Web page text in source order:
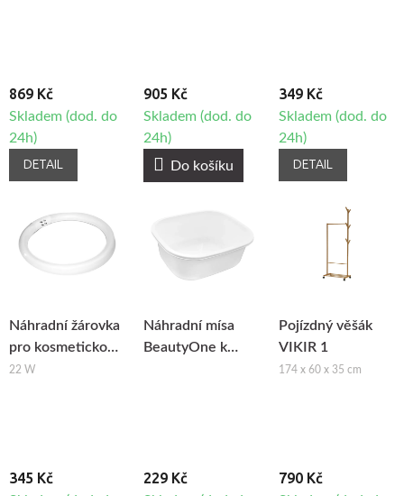
869 Kč
Skladem (dod. do
24h)
DETAIL
905 Kč
Skladem (dod. do
24h)
Do košíku
349 Kč
Skladem (dod. do
24h)
DETAIL
Náhradní žárovka
pro kosmetickou
lampu BeautyOne
22 W
345 Kč
Náhradní mísa
BeautyOne k
229 Kč
Pojízdný věšák
VIKIR 1
174 x 60 x 35 cm
790 Kč